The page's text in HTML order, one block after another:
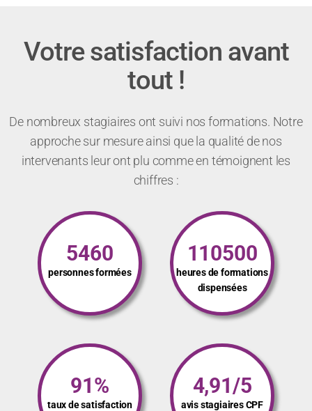
Votre satisfaction avant
tout !
De nombreux stagiaires ont suivi nos formations. Notre
approche sur mesure ainsi que la qualité de nos
intervenants leur ont plu comme en témoignent les
chiffres :
5460
personnes formées
110500
heures de formations
dispensées
91%
taux de satisfaction
4,91/5
avis stagiaires CPF